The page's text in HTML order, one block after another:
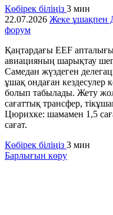
Көбірек біліңіз 3 мин
22.07.2026 Жеке ұшақпен
форум
Қаңтардағы EEF
авиацияның шарықтау
Самедан жүздеген
ұшақ ондаған кездесулер
болып табылады. Жету
сағаттық трансфер,
Цюрихке: шамамен 1,5
сағат.
Көбірек біліңіз 3 мин
Барлығын көру